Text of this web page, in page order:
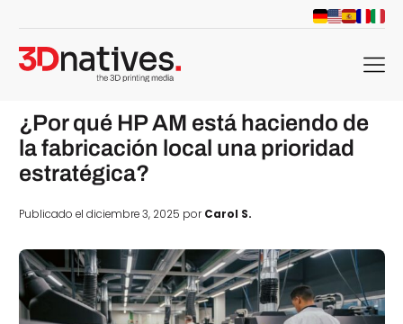
menu
¿Por qué HP AM está haciendo de
la fabricación local una prioridad
estratégica?
Publicado el diciembre 3, 2025 porCarol S.